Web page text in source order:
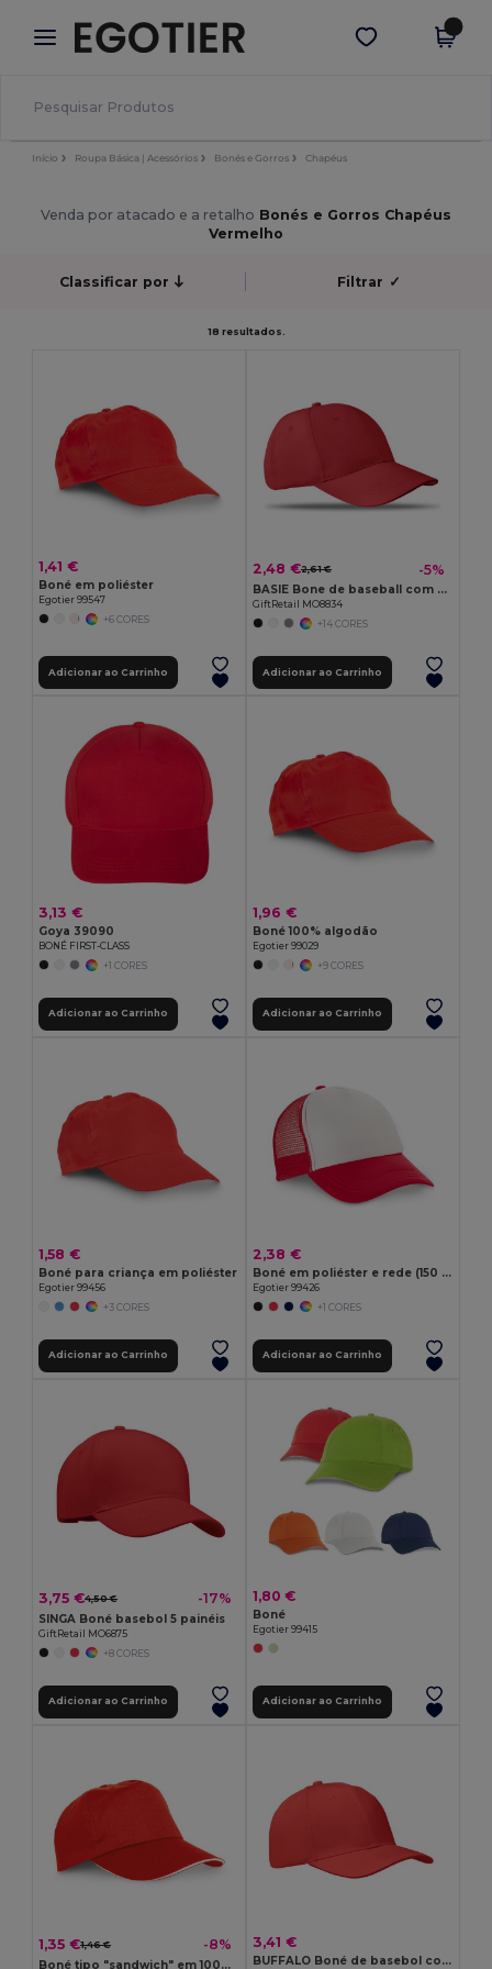
× App Egotier
Melhores preços na app!
Obter app
Início Roupa Básica | Acessórios Bonés e Gorros Chapéus
Venda por atacado e a retalho Bonés e Gorros Chapéus
Vermelho
Classificar por Filtrar ✓
18 resultados.
1,41 €
Boné em poliéster
Egotier 99547
+6 CORES
Adicionar ao Carrinho
2,48 €2,61 € -5%
BASIE Bone de baseball com 6 paineis
GiftRetail MO8834
+14 CORES
Adicionar ao Carrinho
3,13 €
Goya 39090
BONÉ FIRST-CLASS
+1 CORES
Adicionar ao Carrinho
1,96 €
Boné 100% algodão
Egotier 99029
+9 CORES
Adicionar ao Carrinho
1,58 €
Boné para criança em poliéster
Egotier 99456
+3 CORES
Adicionar ao Carrinho
2,38 €
Boné em poliéster e rede (150 g/m²)
Egotier 99426
+1 CORES
Adicionar ao Carrinho
3,75 €4,50 € -17%
SINGA Boné basebol 5 painéis
GiftRetail MO6875
+8 CORES
Adicionar ao Carrinho
1,80 €
Boné
Egotier 99415
Adicionar ao Carrinho
1,35 €1,46 € -8%
Boné tipo "sandwich" em 100% poliéster
3,41 €
BUFFALO Boné de basebol com 6 painéis